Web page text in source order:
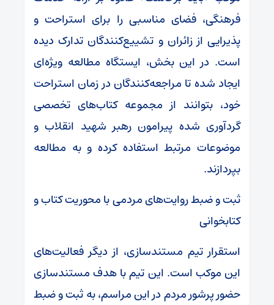
فرهنگی، فضای مناسبی را برای استراحت و
پذیرایی از زائران و تشییع‌کنندگان تدارک دیده
است. در این بخش، ایستگاه مطالعه ویژه‌ای
ایجاد شده تا مراجعه‌کنندگان در زمان استراحت
خود، بتوانند از مجموعه کتاب‌های تخصصی
گردآوری شده پیرامون رهبر شهید انقلاب و
موضوعات مرتبط استفاده کرده و به مطالعه
بپردازند.
ثبت و ضبط روایت‌های مردمی با محوریت کتاب و
کتابخوانی
استقرار تیم مستندسازی، از دیگر فعالیت‌های
این موکب است. این تیم با هدف مستندسازی
حضور پرشور مردم در این مراسم، به ثبت و ضبط